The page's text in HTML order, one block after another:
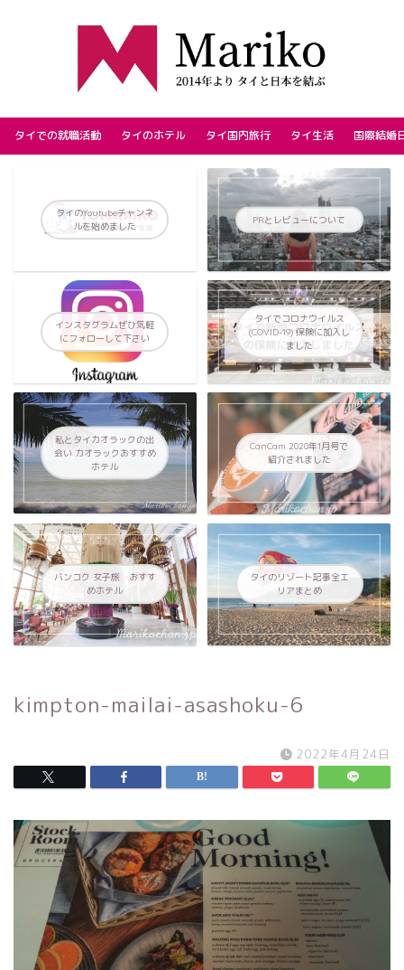
タイでの就職活動 タイのホテル タイ国内旅行 タイ生活 国際結婚
タイのYoutubeチャンネ
ルを始めました
PRとレビューについて
インスタグラムぜひ気軽
にフォローして下さい
タイでコロナウイルス
(COVID-19) 保険に加入し
ました
私とタイカオラックの出
会い カオラックおすすめ
ホテル
CanCam 2020年1月号で
紹介されました
バンコク 女子旅 おすす
めホテル
タイのリゾート記事全エ
リアまとめ
kimpton-mailai-asashoku-6
2022年4月24日